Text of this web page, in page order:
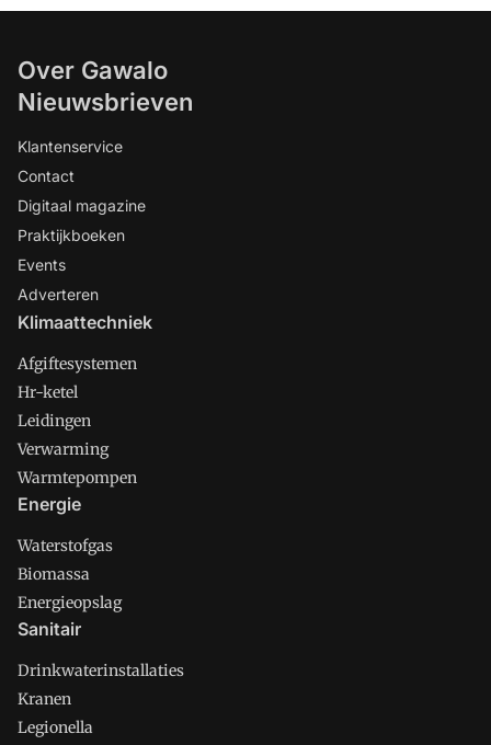
Over Gawalo
Nieuwsbrieven
Klantenservice
Contact
Digitaal magazine
Praktijkboeken
Events
Adverteren
Klimaattechniek
Afgiftesystemen
Hr-ketel
Leidingen
Verwarming
Warmtepompen
Energie
Waterstofgas
Biomassa
Energieopslag
Sanitair
Drinkwaterinstallaties
Kranen
Legionella